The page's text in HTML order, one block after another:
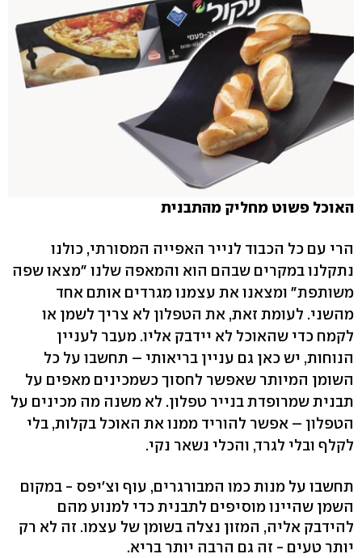
האוכל פשוט מחליק מהתבנית
הרי עם כל הכבוד לנייר האפייה המסורתי, כולנו
נתקלנו במקרים שבהם הוא והמאפה שלנו "מצאו שפה
משותפת" ומצאנו את עצמנו מגרדים אותם אחד
מהשני. לעומת זאת, את הטפלון לא צריך לשמן או
לקמח כדי שהאוכל לא יידבק אליו. מעבר לעניין
הנוחות, יש כאן גם עניין בריאותי – תחשבו על כל
השומן המיותר שאפשר לחסוך כשמכינים מאפים על
תבנית שמרופדת בנייר טפלון. לא משנה מה מכינים על
הטפלון – אפשר להוריד ממנו את האוכל בקלות, בלי
לקלף ובלי לגרד, והכלי נשאר נקי.
תחשבו על מנות כמו המבורגרים, עוף וצ'יפס - במקום
השמן שהיינו מוסיפים לתבנית כדי למנוע מהם
להידבק אליה, המזון נצלה בשומן של עצמו. זה לא רק
יותר טעים - זה גם הרבה יותר בריא.